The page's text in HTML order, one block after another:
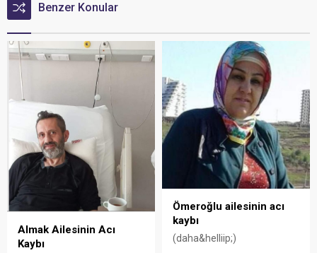
Benzer Konular
Almak Ailesinin Acı
Kaybı
Ömeroğlu ailesinin acı
kaybı
(daha&helliip;)